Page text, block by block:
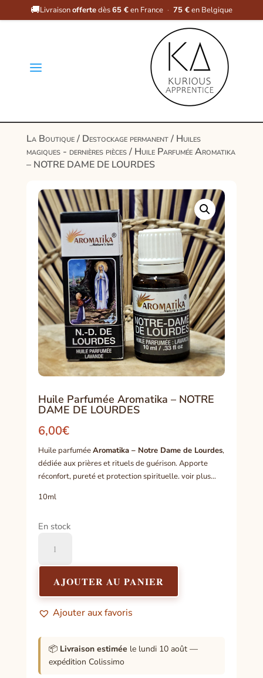
🚚Livraisonoffertedès65 €en France · 75 €en Belgique
a
La Boutique/ Destockage permanent/ Huiles
magiques - dernières pièces/ Huile Parfumée Aromatika
– NOTRE DAME DE LOURDES
Huile Parfumée Aromatika – NOTRE
DAME DE LOURDES
6,00€
Huile parfuméeAromatika – Notre Dame de Lourdes,
dédiée aux prières et rituels de guérison. Apporte
réconfort, pureté et protection spirituelle. voir plus…
10ml
En stock
Huile
Parfumée
Aromatika
NOTRE
DE
LOURDES
AJOUTER AU PANIER
Ajouter aux favoris
📦 Livraison estimée le lundi 10 août —
expédition Colissimo